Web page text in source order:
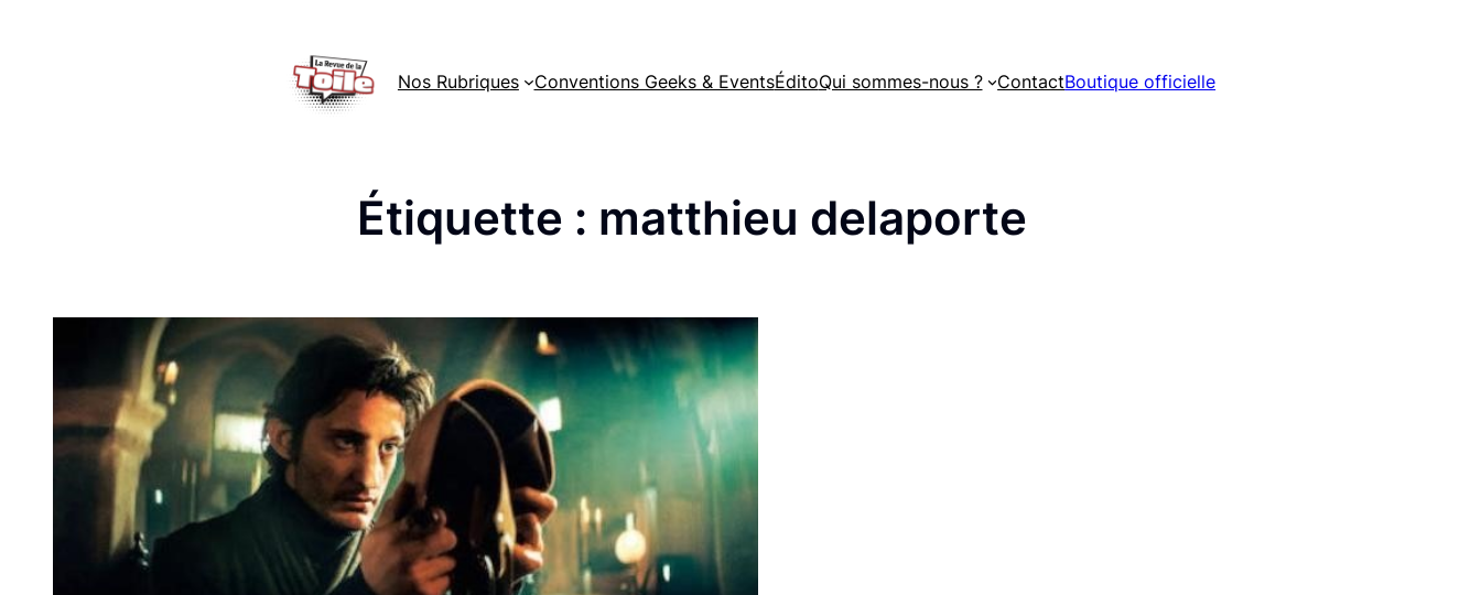
Nos Rubriques Conventions Geeks & EventsÉditoQui sommes-nous ? ContactBoutique officielle
Étiquette : matthieu delaporte